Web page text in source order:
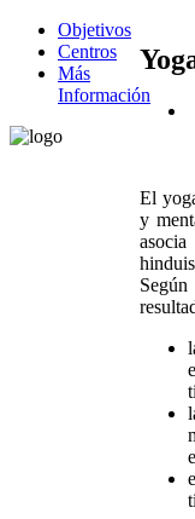
El
y
Objetivos
Centros
Más
Información